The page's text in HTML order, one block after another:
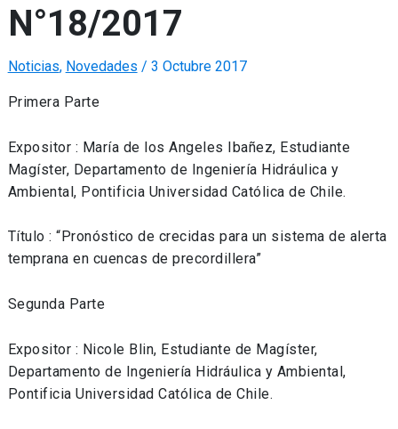
N°18/2017
Noticias, Novedades / 3 Octubre 2017
Primera Parte
Expositor : María de los Angeles Ibañez, Estudiante
Magíster, Departamento de Ingeniería Hidráulica y
Ambiental, Pontificia Universidad Católica de Chile.
Título : “Pronóstico de crecidas para un sistema de alerta
temprana en cuencas de precordillera”
Segunda Parte
Expositor : Nicole Blin, Estudiante de Magíster,
Departamento de Ingeniería Hidráulica y Ambiental,
Pontificia Universidad Católica de Chile.